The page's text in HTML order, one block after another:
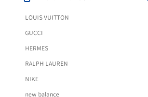
LOUIS VUITTON
GUCCI
HERMES
RALPH LAUREN
NIKE
new balance